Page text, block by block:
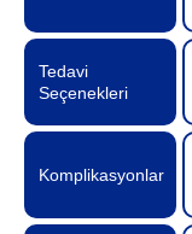
Tedavi
Seçenekleri
Komplikasyonlar